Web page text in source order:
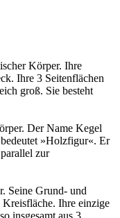
Körper. Ihre
Ihre 3 Seitenflächen
groß. Sie besteht
Der Name Kegel
»Holzfigur«. Er
zur
Seine Grund- und
Ihre einzige
insgesamt aus 3…